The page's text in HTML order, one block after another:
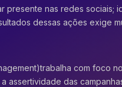
presente nas redes sociais;
dessas ações exige
trabalha com foco
assertividade das